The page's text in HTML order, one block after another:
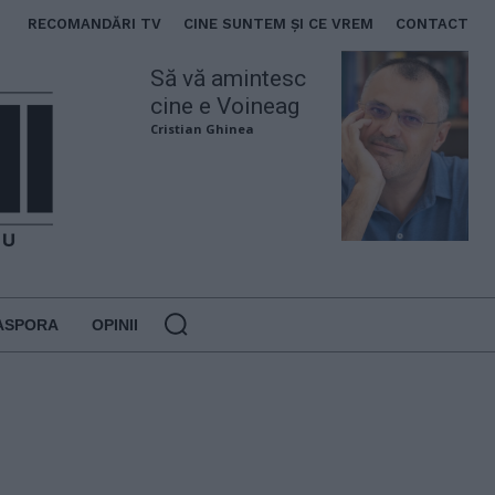
RECOMANDĂRI TV CINE SUNTEM ȘI CE VREM CONTACT
Să vă amintesc
cine e Voineag
Cristian Ghinea
OPINII